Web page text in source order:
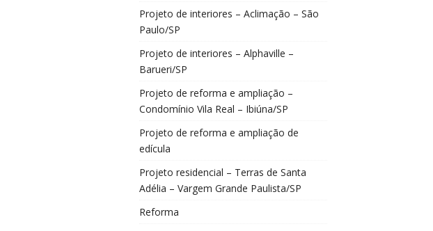
Projeto de interiores – Aclimação – São
Paulo/SP
Projeto de interiores – Alphaville –
Barueri/SP
Projeto de reforma e ampliação –
Condomínio Vila Real – Ibiúna/SP
Projeto de reforma e ampliação de
edícula
Projeto residencial – Terras de Santa
Adélia – Vargem Grande Paulista/SP
Reforma